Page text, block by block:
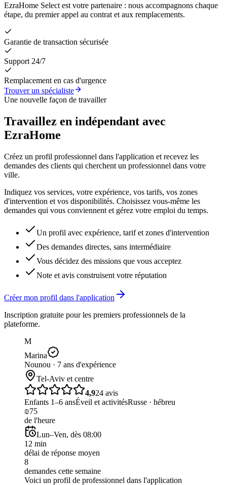
EzraHome Select est votre partenaire : nous accompagnons chaque
étape, du premier appel au contrat et aux remplacements.
Garantie de transaction sécurisée
Support 24/7
Remplacement en cas d'urgence
Trouver un spécialiste
Une nouvelle façon de travailler
Travaillez en indépendant avec
EzraHome
Créez un profil professionnel dans l'application et recevez les
demandes des clients qui cherchent un professionnel dans votre
ville.
Indiquez vos services, votre expérience, vos tarifs, vos zones
d'intervention et vos disponibilités. Choisissez vous-même les
demandes qui vous conviennent et gérez votre emploi du temps.
Un profil avec expérience, tarif et zones d'intervention
Des demandes directes, sans intermédiaire
Vous décidez des missions que vous acceptez
Note et avis construisent votre réputation
Créer mon profil dans l'application
Inscription gratuite pour les premiers professionnels de la
plateforme.
M
Marina
Nounou · 7 ans d'expérience
Tel-Aviv et centre
4,924 avis
Enfants 1–6 ansÉveil et activitésRusse · hébreu
₪75
de l'heure
Lun–Ven, dès 08:00
12 min
délai de réponse moyen
8
demandes cette semaine
Voici un profil de professionnel dans l'application